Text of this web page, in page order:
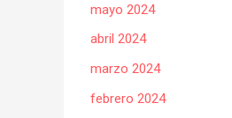
mayo 2024
abril 2024
marzo 2024
febrero 2024